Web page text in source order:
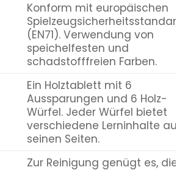
Konform mit europäischen
(EN71). Verwendung von
speichelfesten und
schadstofffreien Farben.
Ein Holztablett mit 6
Aussparungen und 6 Holz-
Würfel. Jeder Würfel bietet
verschiedene Lerninhalte auf
seinen Seiten.
Zur Reinigung genügt es, die